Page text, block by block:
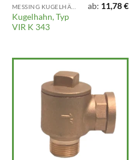
Kugelhahn, Typ
VIR K 343
ab: 11,78€